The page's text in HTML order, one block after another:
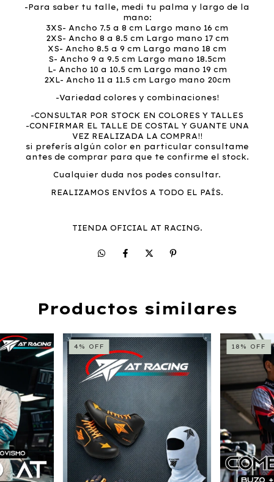
-Para saber tu talle, medi tu palma y largo de la
mano:
3XS- Ancho 7.5 a 8 cm Largo mano 16 cm
2XS- Ancho 8 a 8.5 cm Largo mano 17 cm
XS- Ancho 8.5 a 9 cm Largo mano 18 cm
S- Ancho 9 a 9.5 cm Largo mano 18.5cm
L- Ancho 10 a 10.5 cm Largo mano 19 cm
2XL- Ancho 11 a 11.5 cm Largo mano 20cm
-Variedad colores y combinaciones!
-CONSULTAR POR STOCK EN COLORES Y TALLES
-CONFIRMAR EL TALLE DE COSTAL Y GUANTE UNA
VEZ REALIZADA LA COMPRA!!
si preferís algún color en particular consultame
antes de comprar para que te confirme el stock.
Cualquier duda nos podes consultar.
REALIZAMOS ENVÍOS A TODO EL PAÍS.
TIENDA OFICIAL AT RACING.
Productos similares
4% OFF 18 % OFF